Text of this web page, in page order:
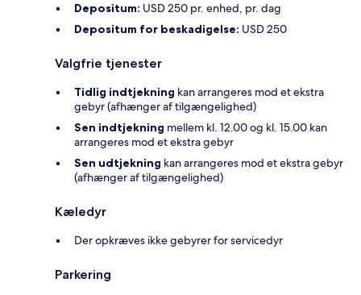
Depositum: USD 250 pr. enhed, pr. dag
Depositum for beskadigelse: USD 250
Valgfrie tjenester
Tidlig indtjekning kan arrangeres mod et ekstra
gebyr (afhænger af tilgængelighed)
Sen indtjekning mellem kl. 12.00 og kl. 15.00 kan
arrangeres mod et ekstra gebyr
Sen udtjekning kan arrangeres mod et ekstra gebyr
(afhænger af tilgængelighed)
Kæledyr
Der opkræves ikke gebyrer for servicedyr
Parkering